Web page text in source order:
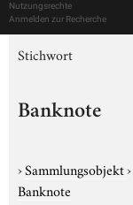
Nutzungsrechte
Anmelden zur Recherche
Stichwort
Banknote
›Sammlungsobjekt›
Banknote